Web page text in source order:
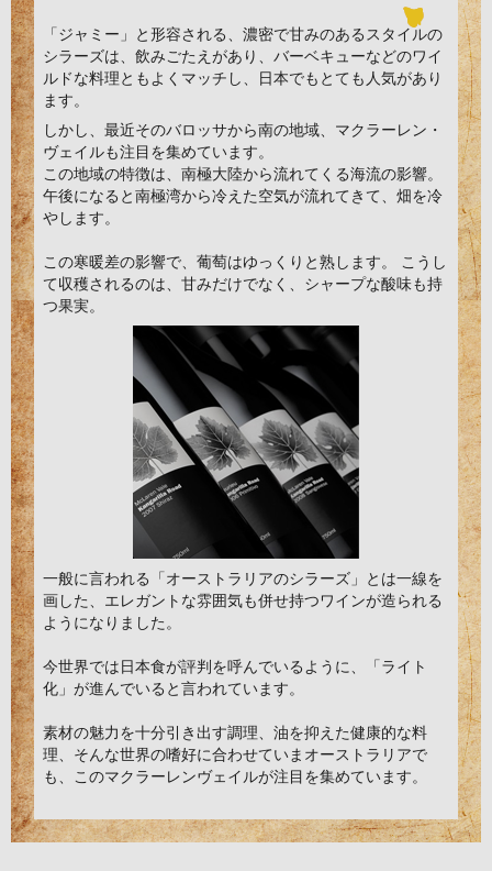
「ジャミー」と形容される、濃密で甘みのあるスタイルの
シラーズは、飲みごたえがあり、バーベキューなどのワイ
ルドな料理ともよくマッチし、日本でもとても人気があり
ます。
しかし、最近そのバロッサから南の地域、マクラーレン・
ヴェイルも注目を集めています。
この地域の特徴は、南極大陸から流れてくる海流の影響。
午後になると南極湾から冷えた空気が流れてきて、畑を冷
やします。
この寒暖差の影響で、葡萄はゆっくりと熟します。 こうし
て収穫されるのは、甘みだけでなく、シャープな酸味も持
つ果実。
一般に言われる「オーストラリアのシラーズ」とは一線を
画した、エレガントな雰囲気も併せ持つワインが造られる
ようになりました。
今世界では日本食が評判を呼んでいるように、「ライト
化」が進んでいると言われています。
素材の魅力を十分引き出す調理、油を抑えた健康的な料
理、そんな世界の嗜好に合わせていまオーストラリアで
も、このマクラーレンヴェイルが注目を集めています。